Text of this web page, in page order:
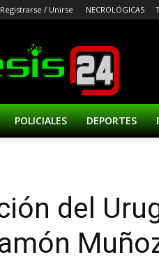
Registrarse / Unirse NECROLÓGICAS
POLICIALES DEPORTES
del